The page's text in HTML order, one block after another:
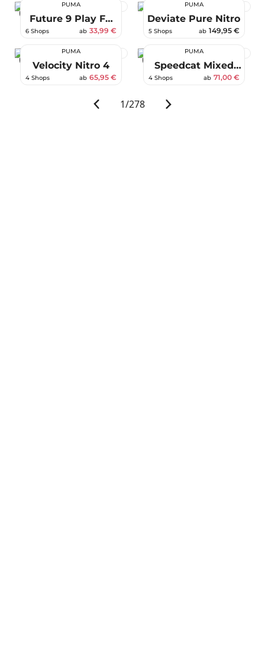
-43 %
PUMA
Future 9 Play FG
6 Shops ab 33,99 €
PUMA
Deviate Pure Nitro
5 Shops ab 149,95 €
-49 %
PUMA
Velocity Nitro 4
4 Shops ab 65,95 €
-45 %
PUMA
Speedcat Mixed
Feel
4 Shops ab 71,00 €
1/278